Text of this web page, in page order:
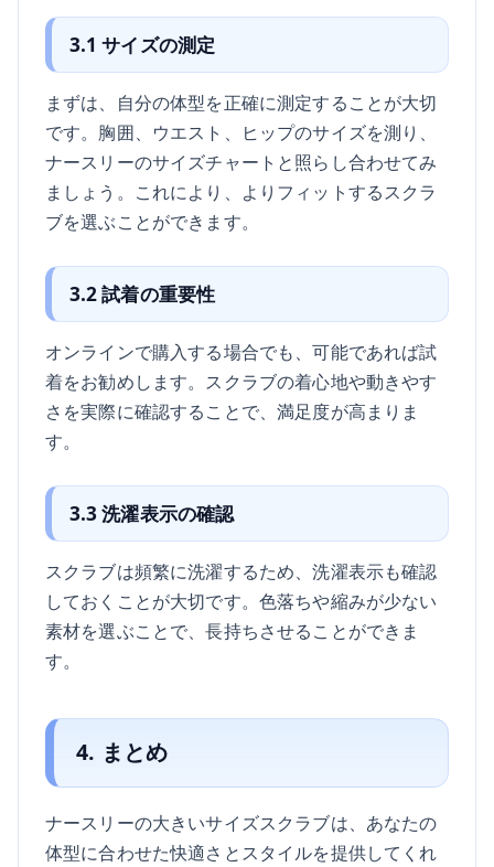
3.1 サイズの測定
まずは、自分の体型を正確に測定することが大切
です。胸囲、ウエスト、ヒップのサイズを測り、
ナースリーのサイズチャートと照らし合わせてみ
ましょう。これにより、よりフィットするスクラ
ブを選ぶことができます。
3.2 試着の重要性
オンラインで購入する場合でも、可能であれば試
着をお勧めします。スクラブの着心地や動きやす
さを実際に確認することで、満足度が高まりま
す。
3.3 洗濯表示の確認
スクラブは頻繁に洗濯するため、洗濯表示も確認
しておくことが大切です。色落ちや縮みが少ない
素材を選ぶことで、長持ちさせることができま
す。
4. まとめ
ナースリーの大きいサイズスクラブは、あなたの
体型に合わせた快適さとスタイルを提供してくれ